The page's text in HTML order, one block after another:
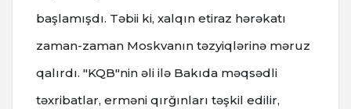
başlamışdı. Təbii ki, xalqın etiraz hərəkatı
zaman-zaman Moskvanın təzyiqlərinə məruz
qalırdı. "KQB"nin əli ilə Bakıda məqsədli
təxribatlar, erməni qırğınları təşkil edilir,